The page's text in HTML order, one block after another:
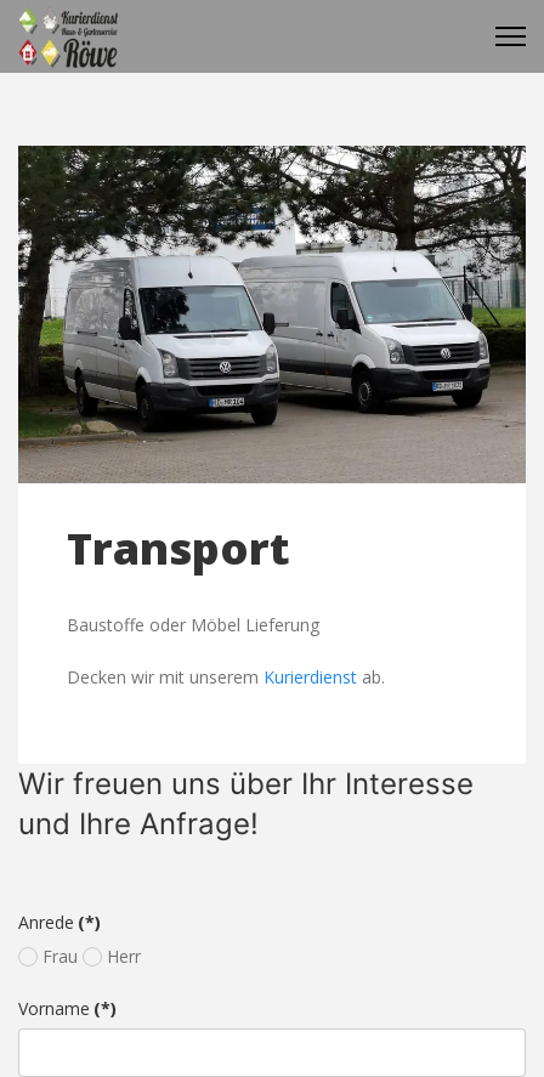
Transport
Baustoffe oder Möbel Lieferung
Decken wir mit unserem Kurierdienst ab.
Wir freuen uns über Ihr Interesse
und Ihre Anfrage!
Anrede (*)
Frau
Herr
Vorname (*)